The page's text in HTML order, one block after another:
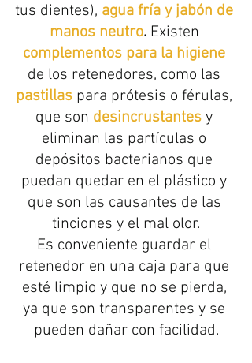
tus dientes), agua fría y jabón de
manos neutro. Existen
complementos para la higiene
de los retenedores, como las
pastillas para prótesis o férulas,
que son desincrustantes y
eliminan las partículas o
depósitos bacterianos que
puedan quedar en el plástico y
que son las causantes de las
tinciones y el mal olor.
Es conveniente guardar el
retenedor en una caja para que
esté limpio y que no se pierda,
ya que son transparentes y se
pueden dañar con facilidad.